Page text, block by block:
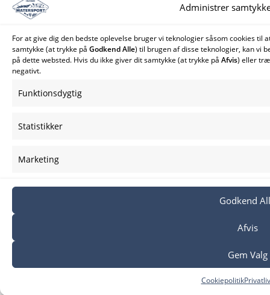
Administrer
For at give dig den bedste oplevelse bruger vi teknologier såsom cookies
samtykke (at trykke på Godkend Alle) til brugen af disse teknologier, kan vi
på dette websted. Hvis du ikke giver dit samtykke (at trykke på Afvis) eller
negativt.
Funktionsdygtig
Statistikker
Marketing
Godkend
Afvis
Gem Valg
Cookiepolitik